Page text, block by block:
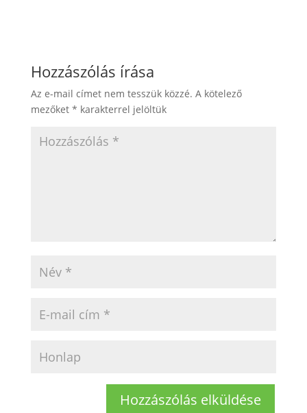
Hozzászólás írása
Az e-mail címet nem tesszük közzé. A kötelező
mezőket * karakterrel jelöltük